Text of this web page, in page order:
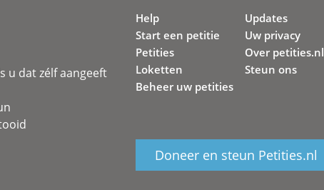
u dat zélf aangeeft
Help
Start een petitie
Petities
Loketten
Beheer uw petities
Updates
Uw privacy
Over petities.nl
Steun ons
Doneer en steun Petities.nl